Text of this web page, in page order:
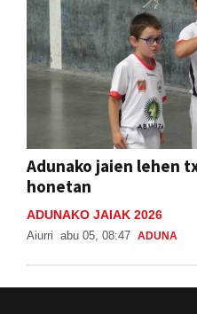
Adunako jaien lehen
honetan
ADUNAKO JAIAK 2026
Aiurri abu 05, 08:47 ADUNA